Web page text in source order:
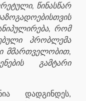
წინასწარ
რომ
პრობლემა
მმართველობით,
გამტარი
დადგინდეს,